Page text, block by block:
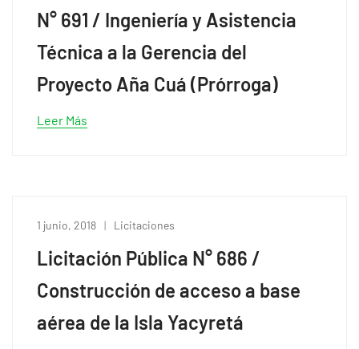
N° 691 / Ingeniería y Asistencia
Técnica a la Gerencia del
Proyecto Aña Cuá (Prórroga)
Leer Más
1 junio, 2018 Licitaciones
Licitación Pública N° 686 /
Construcción de acceso a base
aérea de la Isla Yacyretá